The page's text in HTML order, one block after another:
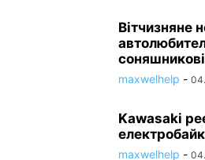
Вітчизняне
maxwelhelp -
Kawasaki
електробайк
maxwelhelp -